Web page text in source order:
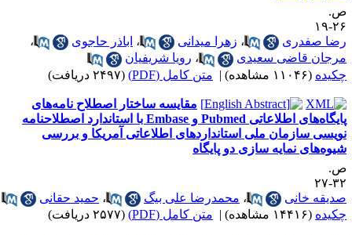
۱۹
صفدری
،زهرا میدانی ،اباذر حاجوی
،
قاضی سعیدی
،رویا شریفیان
(۱۱۰۴۶ مشاهده) | متن کامل (PDF) (۲۴۹۷ دریافت)
مقایسه ساختار اصطلاح نامه‌های
پایگاه‌های اطلاعاتی Pubmed و Embase با استاندارد اصطلاحنامه
سازمان ملی استانداردهای اطلاعاتی آمریکا و بررسی
نمایه سازی دو پایگاه
۲۷
خانی
،محمدرضا علی بیگ ،حمید حقانی
(۱۴۴۱۶ مشاهده) | متن کامل (PDF) (۲۵۷۷ دریافت)